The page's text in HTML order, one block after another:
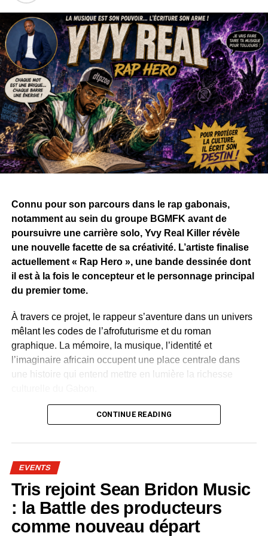
Connu pour son parcours dans le rap gabonais,
notamment au sein du groupe BGMFK avant de
poursuivre une carrière solo, Yvy Real Killer révèle
une nouvelle facette de sa créativité. L’artiste finalise
actuellement « Rap Hero », une bande dessinée dont
il est à la fois le concepteur et le personnage principal
du premier tome.
À travers ce projet, le rappeur s’aventure dans un univers
mêlant les codes de l’afrofuturisme et du roman
graphique. La mémoire, la musique, l’identité et
l’imaginaire africain occupent une place centrale dans
une histoire qui entend mettre en lumière la richesse
Plusieurs artistes gabonais apparaissent dans l’œuvre.
contemporain du pays. Rap, slam, danse, traditions
autant de visages de la créativité nationale.
Dans « Rap Hero », la culture devient une force positive.
Les mots, la musique et l’art possèdent le pouvoir de
préserver la mémoire collective, d’inspirer la jeunesse et
CONTINUE READING
EVENTS
Tris rejoint Sean Bridon Music
: la Battle des producteurs
comme nouveau départ